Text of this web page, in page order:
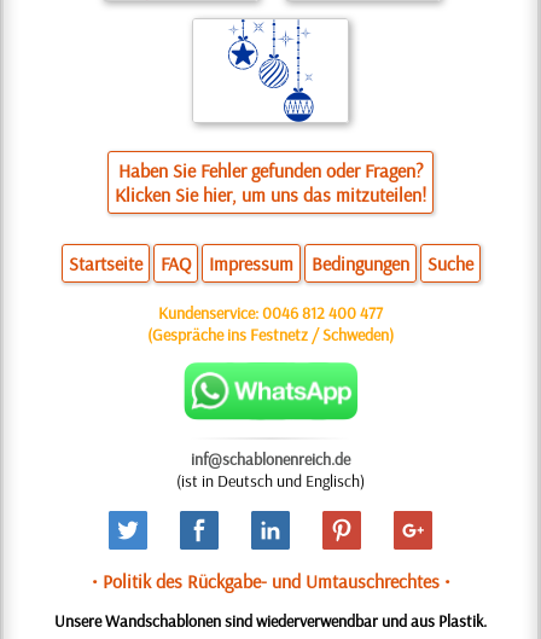
Haben Sie Fehler gefunden oder Fragen?
Klicken Sie hier, um uns das mitzuteilen!
Startseite FAQ Impressum Bedingungen Suche
Kundenservice:0046 812 400 477
(Gespräche ins Festnetz / Schweden)
inf@schablonenreich.de
(ist in Deutsch und Englisch)
• Politik des Rückgabe- und Umtauschrechtes •
Unsere Wandschablonen sind wiederverwendbar und aus Plastik.